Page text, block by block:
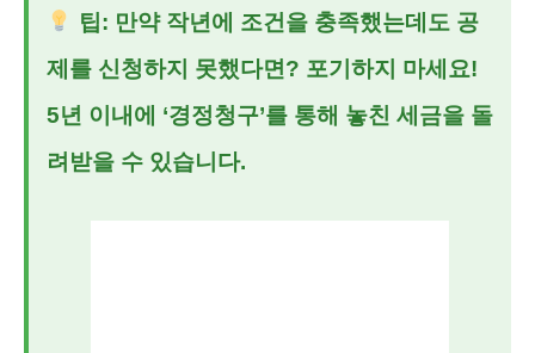
팁: 만약 작년에 조건을 충족했는데도 공
제를 신청하지 못했다면? 포기하지 마세요!
5년 이내에 ‘경정청구’를 통해 놓친 세금을 돌
려받을 수 있습니다.